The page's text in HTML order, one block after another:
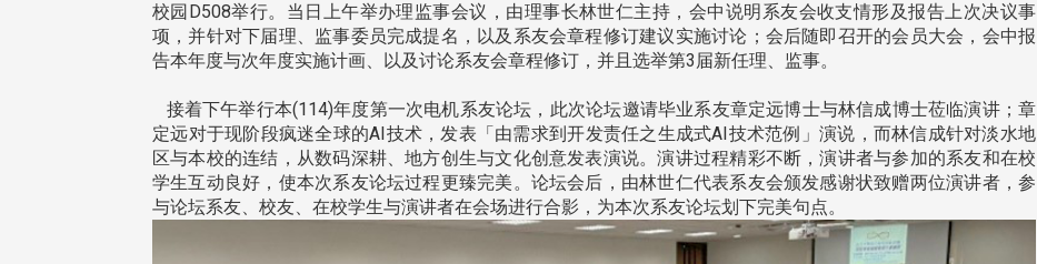
校园D508举行。当日上午举办理监事会议，由理事长林世仁主持，会中说明系友会收支情形及报告上次决议事
项，并针对下届理、监事委员完成提名，以及系友会章程修订建议实施讨论；会后随即召开的会员大会，会中报
告本年度与次年度实施计画、以及讨论系友会章程修订，并且选举第3届新任理、监事。
接着下午举行本(114)年度第一次电机系友论坛，此次论坛邀请毕业系友章定远博士与林信成博士莅临演讲；章
定远对于现阶段疯迷全球的AI技术，发表「由需求到开发责任之生成式AI技术范例」演说，而林信成针对淡水地
区与本校的连结，从数码深耕、地方创生与文化创意发表演说。演讲过程精彩不断，演讲者与参加的系友和在校
学生互动良好，使本次系友论坛过程更臻完美。论坛会后，由林世仁代表系友会颁发感谢状致赠两位演讲者，参
与论坛系友、校友、在校学生与演讲者在会场进行合影，为本次系友论坛划下完美句点。